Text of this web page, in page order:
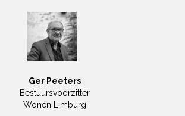
Ger Peeters
Bestuursvoorzitter
Wonen Limburg